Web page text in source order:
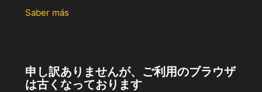
Saber más
申し訳ありませんが、ご利用のブラウザ
は古くなっております